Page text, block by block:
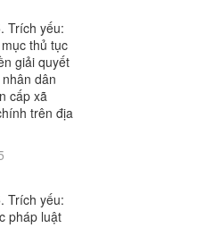
Trích yếu:
thủ tục
giải quyết
dân
cấp xã
trên địa
Trích yếu:
pháp luật